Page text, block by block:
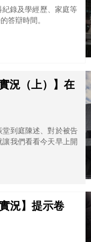
錄及學經歷、家庭等
答辯時間。
況（上）】在
到庭陳述、對於被告
我們看看今天早上開
況】提示卷